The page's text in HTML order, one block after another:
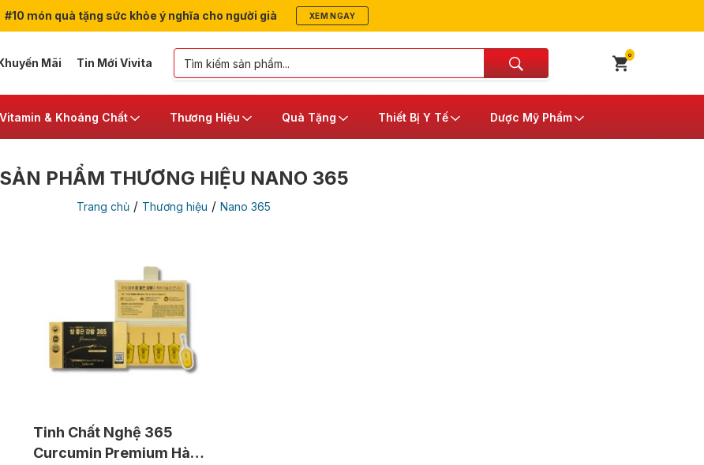
#10 món quà tặng sức khỏe ý nghĩa cho người già XEM NGAY
Mãi Tin Mới Vivita
0
Vitamin & Khoáng Chất Thương Hiệu Quà Tặng Thiết Bị Y Tế Dược Mỹ Phẩm
SẢN PHẨM THƯƠNG HIỆU NANO 365
Trang chủ / Thương hiệu / Nano 365
Tinh Chất Nghệ 365
Curcumin Premium Hàn